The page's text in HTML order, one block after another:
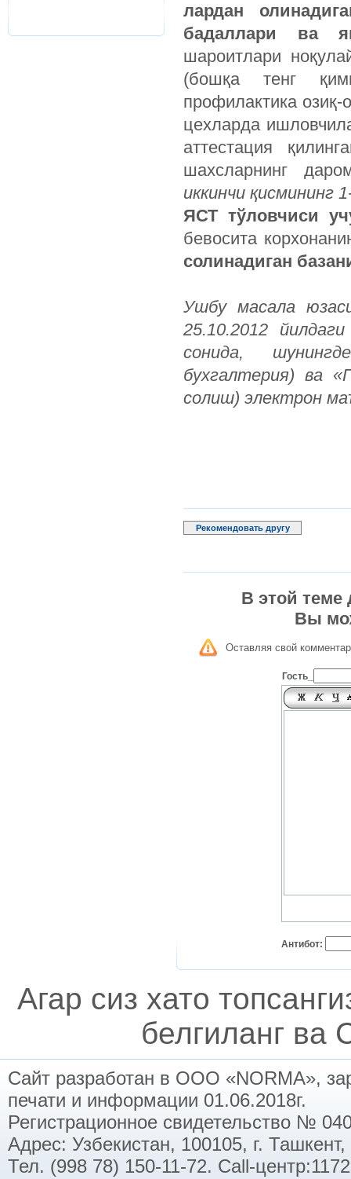
лардан
бадаллари ва
шароитлари
(бошқа тенг
профилактика озиқ-
цехларда
аттестация
шахсларнинг
иккинчи қисмининг
ЯСТ тўловчиси
бевосита
солинадиган
Ушбу масала
25.10.2012
сонида,
бухгалтерия) ва
солиш) элект­рон
Рекомендовать другу
В этой теме
Вы
Оставляя свой
Гость_
Антибот:
Агар сиз хато
белгиланг ва
Сайт разработан в ООО «NORMA»,
печати и информации 01.06.2018г.
Регистрационное свидетельство №
Адрес: Узбекистан, 100105, г.
Тел. (998 78) 150-11-72. Call-